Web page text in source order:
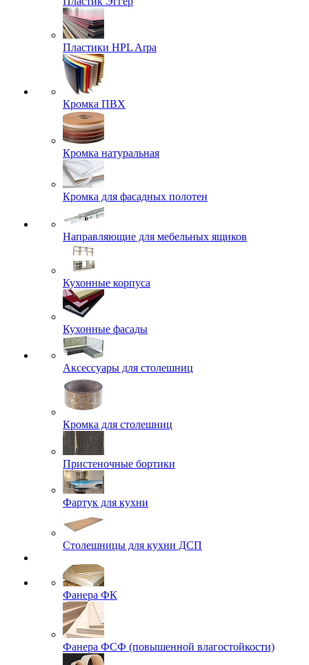
Пластики HPL Arpa
Кромка ПВХ
Кромка натуральная
Кромка для фасадных полотен
Направляющие для мебельных ящиков
Кухонные корпуса
Кухонные фасады
Аксессуары для столешниц
Кромка для столешниц
Пристеночные бортики
Фартук для кухни
Столешницы для кухни ДСП
Фанера ФК
Фанера ФСФ (повышенной влагостойкости)